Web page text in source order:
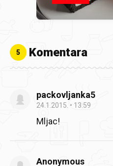
5 Komentara
packovljanka5
24.1.2015. 13:59
Mljac!
Anonymous